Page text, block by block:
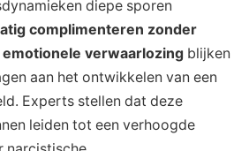
diepe sporen
complimenteren zonder
emotionele verwaarlozing blijken
aan het ontwikkelen van een
Experts stellen dat deze
leiden tot een verhoogde